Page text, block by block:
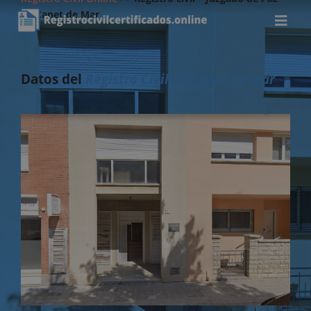
de Canet de Mar
Datos del Registro Civil de Canet de Mar